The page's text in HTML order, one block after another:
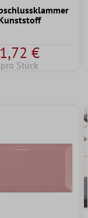
1,72 €
pro Stück